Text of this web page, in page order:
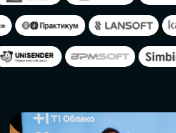
СТАТЬ СПИКЕРОМ
Оставьте заявку, наши менеджеры
свяжутся с вами